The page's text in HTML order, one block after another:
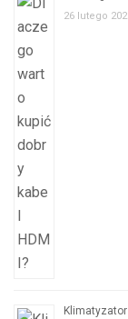
26 lutego